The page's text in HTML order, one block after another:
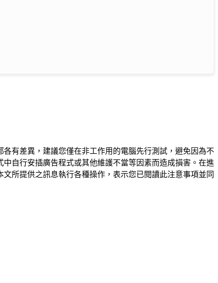
有差異，建議您僅在非工作用的電腦先行測試，避免因為不
自行安插廣告程式或其他維護不當等因素而造成損害。在進
所提供之訊息執行各種操作，表示您已閱讀此注意事項並同